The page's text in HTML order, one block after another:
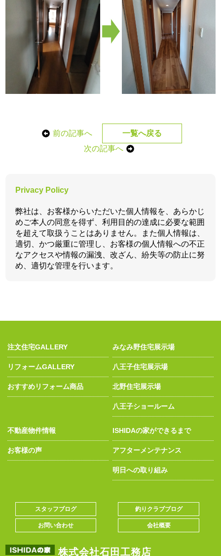
前の記事へ
一覧へ戻る
次の記事へ
Privacy Policy
弊社は、お客様からいただいた個人情報を、あらかじ
めご本人の同意を得ず、利用目的の達成に必要な範囲
を超えて取扱うことはありません。また個人情報は、
適切、かつ厳重に管理し、お客様の個人情報への不正
なアクセスや情報の漏洩、改ざん、紛失等の防止に努
め、適切な管理を行います。
注文住宅GALLERY
リフォームGALLERY
おすすめリフォーム商品
みなみ野住宅展示場
八王子住宅展示場
北野住宅展示場
八王子ショールーム
不動産物件情報
お客様の声
ISHIDAの家ができるまで
アフターメンテナンス
明日への取り組み
株式会社石田工務店
スタッフブログ 釣りクラブブログ
お問い合わせ 会社概要